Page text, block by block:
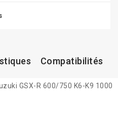
Compatibilités
GSX-R 600/750 K6-K9 1000